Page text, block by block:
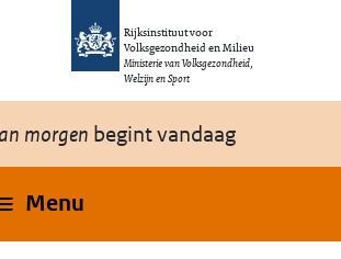
inhoud gaan
Rijksinstituut voor
Volksgezondheid en Milieu
Ministerie van Volksgezondheid,
Welzijn en Sport
morgen begint vandaag
Menu